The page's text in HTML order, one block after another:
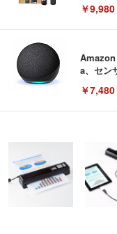
￥9,980
a、セン
￥7,480
い 跳
キング
ン樹脂
(黒網+
￥5,699
EIZO
イト
￥
回使い
￥3,373